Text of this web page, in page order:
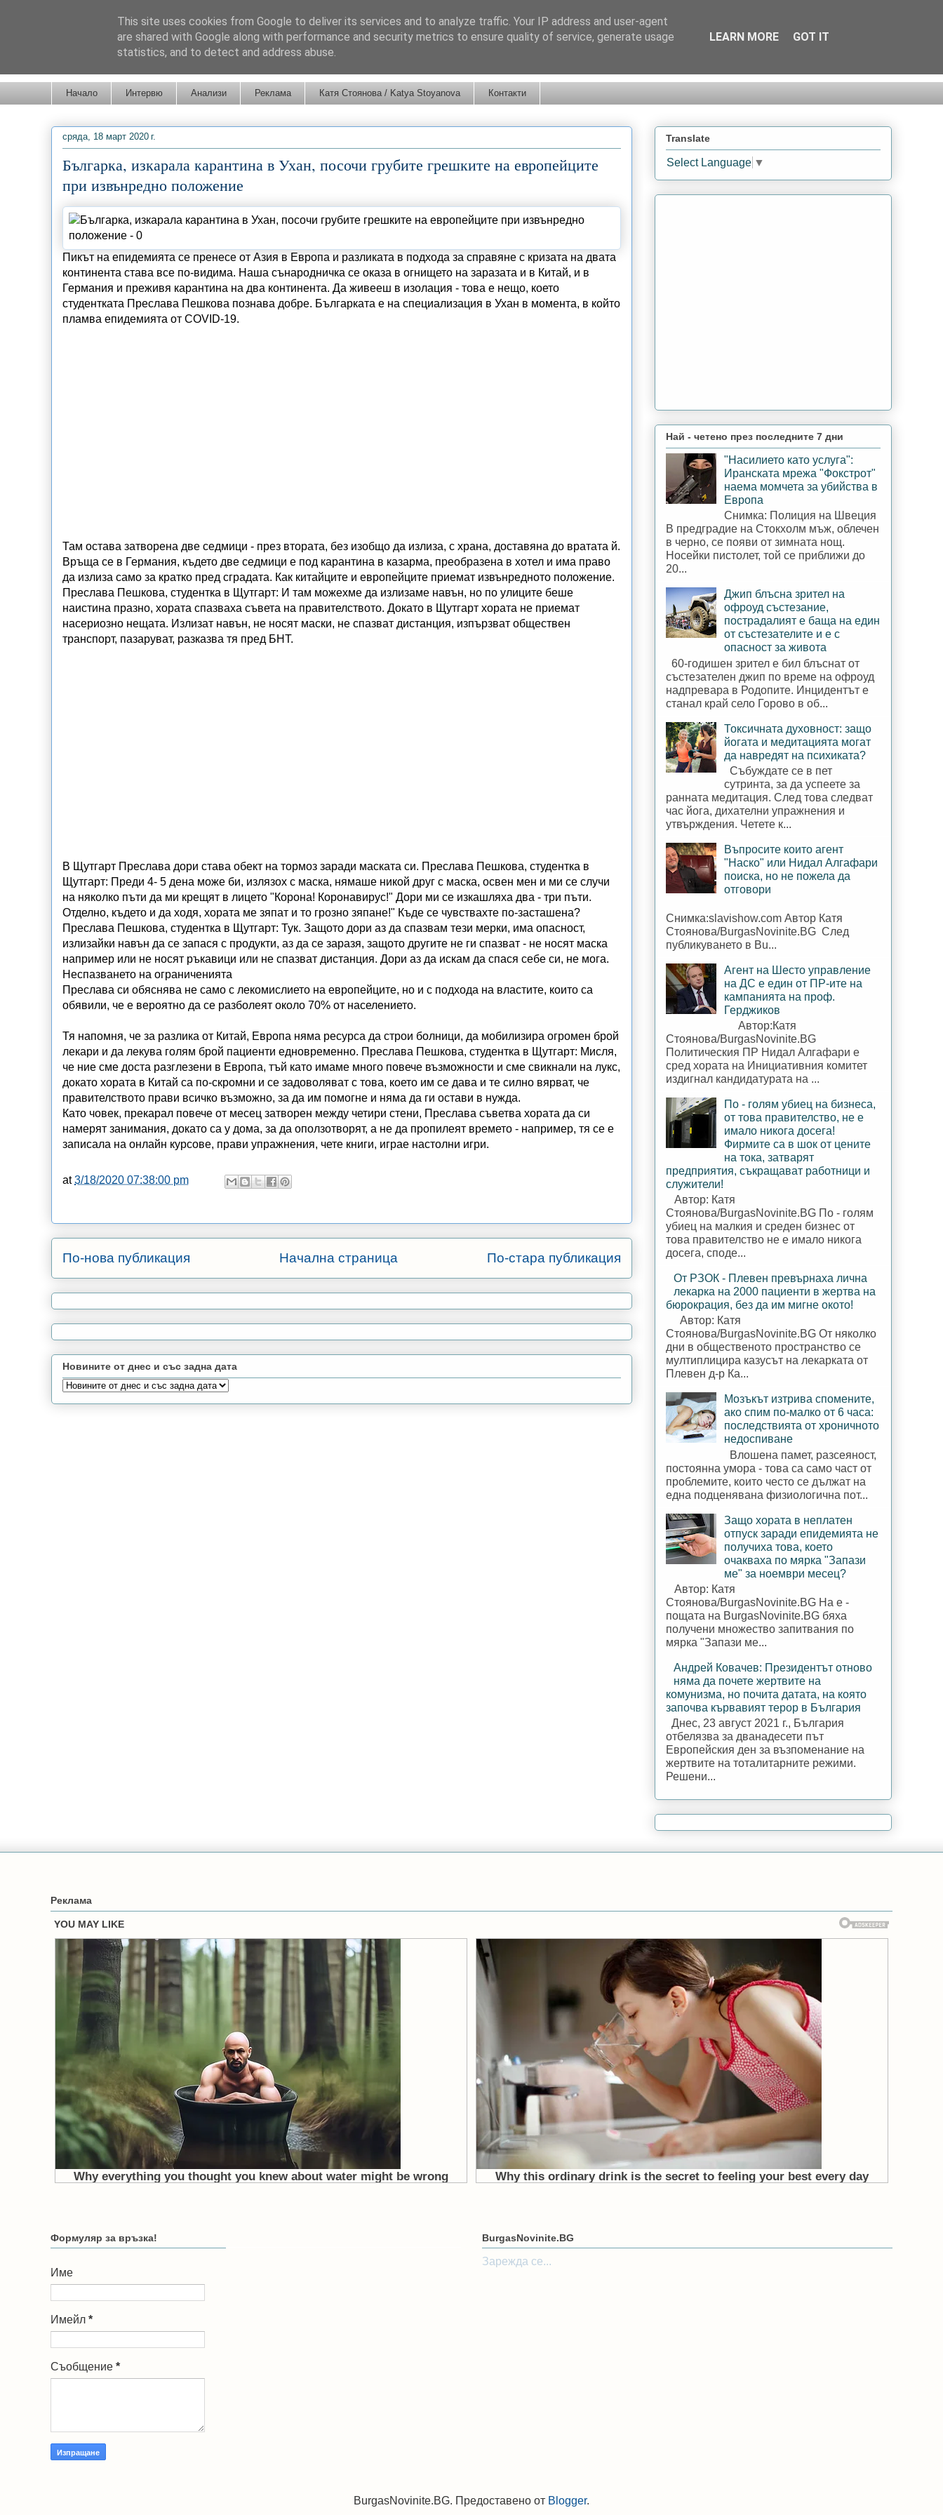
Начало Интервю Анализи Реклама Катя Стоянова / Katya Stoyanova Контакти
сряда, 18 март 2020 г.
Българка, изкарала карантина в Ухан, посочи грубите грешките на европейците
при извънредно положение
Пикът на епидемията се пренесе от Азия в Европа и разликата в подхода за справяне с кризата на двата
континента става все по-видима. Наша сънародничка се оказа в огнището на заразата и в Китай, и в
Германия и преживя карантина на два континента. Да живееш в изолация - това е нещо, което
студентката Преслава Пешкова познава добре. Българката е на специализация в Ухан в момента, в който
пламва епидемията от COVID-19.
Там остава затворена две седмици - през втората, без изобщо да излиза, с храна, доставяна до вратата й.
Връща се в Германия, където две седмици е под карантина в казарма, преобразена в хотел и има право
да излиза само за кратко пред сградата. Как китайците и европейците приемат извънредното положение.
Преслава Пешкова, студентка в Щутгарт: И там можехме да излизаме навън, но по улиците беше
наистина празно, хората спазваха съвета на правителството. Докато в Щутгарт хората не приемат
насериозно нещата. Излизат навън, не носят маски, не спазват дистанция, изпързват обществен
транспорт, пазаруват, разказва тя пред БНТ.
В Щутгарт Преслава дори става обект на тормоз заради маската си. Преслава Пешкова, студентка в
Щутгарт: Преди 4- 5 дена може би, излязох с маска, нямаше никой друг с маска, освен мен и ми се случи
на няколко пъти да ми крещят в лицето "Корона! Коронавирус!" Дори ми се изкашляха два - три пъти.
Отделно, където и да ходя, хората ме зяпат и то грозно зяпане!" Къде се чувствахте по-засташена?
Преслава Пешкова, студентка в Щутгарт: Тук. Защото дори аз да спазвам тези мерки, има опасност,
излизайки навън да се запася с продукти, аз да се заразя, защото другите не ги спазват - не носят маска
например или не носят ръкавици или не спазват дистанция. Дори аз да искам да спася себе си, не мога.
Неспазването на ограниченията
Преслава си обяснява не само с лекомислието на европейците, но и с подхода на властите, които са
обявили, че е вероятно да се разболеят около 70% от населението.
Тя напомня, че за разлика от Китай, Европа няма ресурса да строи болници, да мобилизира огромен брой
лекари и да лекува голям брой пациенти едновременно. Преслава Пешкова, студентка в Щутгарт: Мисля,
че ние сме доста разглезени в Европа, тъй като имаме много повече възможности и сме свикнали на лукс,
докато хората в Китай са по-скромни и се задоволяват с това, което им се дава и те силно вярват, че
правителството прави всичко възможно, за да им помогне и няма да ги остави в нужда.
Като човек, прекарал повече от месец затворен между четири стени, Преслава съветва хората да си
намерят занимания, докато са у дома, за да оползотворят, а не да пропилеят времето - например, тя се е
записала на онлайн курсове, прави упражнения, чете книги, играе настолни игри.
at3/18/2020 07:38:00 pm
По-нова публикация По-стара публикация
Начална страница
Новините от днес и със задна дата
Translate
Select Language ▼
Най - четено през последните 7 дни
"Насилието като услуга":
Иранската мрежа "Фокстрот"
наема момчета за убийства в
Европа
Снимка: Полиция на Швеция
В предградие на Стокхолм мъж, облечен
в черно, се появи от зимната нощ.
Носейки пистолет, той се приближи до
20...
Джип блъсна зрител на
офроуд състезание,
пострадалият е баща на един
от състезателите и е с
опасност за живота
60-годишен зрител е бил блъснат от
състезателен джип по време на офроуд
надпревара в Родопите. Инцидентът е
станал край село Горово в об...
Токсичната духовност: защо
йогата и медитацията могат
да навредят на психиката?
Събуждате се в пет
сутринта, за да успеете за
ранната медитация. След това следват
час йога, дихателни упражнения и
утвърждения. Четете к...
Въпросите които агент
"Наско" или Нидал Алгафари
поиска, но не пожела да
отговори
Снимка:slavishow.com Автор Катя
Стоянова/BurgasNovinite.BG След
публикуването в Bu...
Агент на Шесто управление
на ДС е един от ПР-ите на
кампанията на проф.
Герджиков
Автор:Катя
Стоянова/BurgasNovinite.BG
Политическия ПР Нидал Алгафари е
сред хората на Инициативния комитет
издигнал кандидатурата на ...
По - голям убиец на бизнеса,
от това правителство, не е
имало никога досега!
Фирмите са в шок от цените
на тока, затварят
предприятия, съкращават работници и
служители!
Автор: Катя
Стоянова/BurgasNovinite.BG По - голям
убиец на малкия и среден бизнес от
това правителство не е имало никога
досега, споде...
От РЗОК - Плевен превърнаха лична
лекарка на 2000 пациенти в жертва на
бюрокрация, без да им мигне окото!
Автор: Катя
Стоянова/BurgasNovinite.BG От няколко
дни в общественото пространство се
мултиплицира казусът на лекарката от
Плевен д-р Ка...
Мозъкът изтрива спомените,
ако спим по-малко от 6 часа:
последствията от хроничното
недоспиване
Влошена памет, разсеяност,
постоянна умора - това са само част от
проблемите, които често се дължат на
една подценявана физиологична пот...
Защо хората в неплатен
отпуск заради епидемията не
получиха това, което
очакваха по мярка "Запази
ме" за ноември месец?
Автор: Катя
Стоянова/BurgasNovinite.BG На е -
пощата на BurgasNovinite.BG бяха
получени множество запитвания по
мярка "Запази ме...
Андрей Ковачев: Президентът отново
няма да почете жертвите на
комунизма, но почита датата, на която
започва кървавият терор в България
Днес, 23 август 2021 г., България
отбелязва за дванадесети път
Европейския ден за възпоменание на
жертвите на тоталитарните режими.
Решени...
Реклама
Формуляр за връзка!
Име
Имейл *
Съобщение *
BurgasNovinite.BG
Зарежда се...
BurgasNovinite.BG. Предоставено от Blogger.
This site uses cookies from Google to deliver its services and to analyze traffic. Your IP address and user-agent
are shared with Google along with performance and security metrics to ensure quality of service, generate usage
statistics, and to detect and address abuse.
LEARN MORE GOT IT